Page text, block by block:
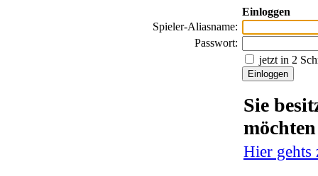
Einloggen
Spieler-Aliasname:
Passwort:
jetzt in 2
Sie
Hier